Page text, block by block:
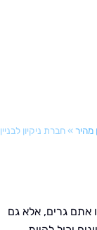
מהיר»חברת ניקיון לבניין
אתם גרים, אלא גם